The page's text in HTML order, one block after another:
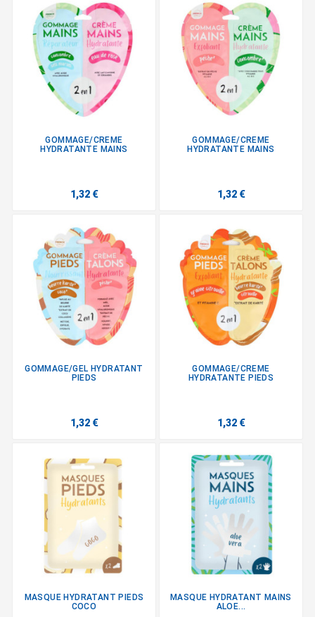
GOMMAGE/CREME
HYDRATANTE MAINS
1,32 €
GOMMAGE/CREME
HYDRATANTE MAINS
1,32 €
GOMMAGE/GEL HYDRATANT
PIEDS
1,32 €
GOMMAGE/CREME
HYDRATANTE PIEDS
1,32 €
MASQUE HYDRATANT PIEDS
COCO
MASQUE HYDRATANT MAINS
ALOE...